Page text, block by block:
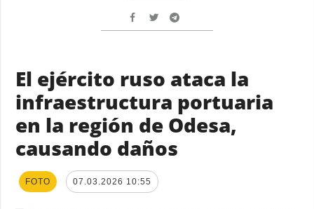
El ejército ruso ataca la
infraestructura portuaria
en la región de Odesa,
causando daños
FOTO 07.03.2026 10:55